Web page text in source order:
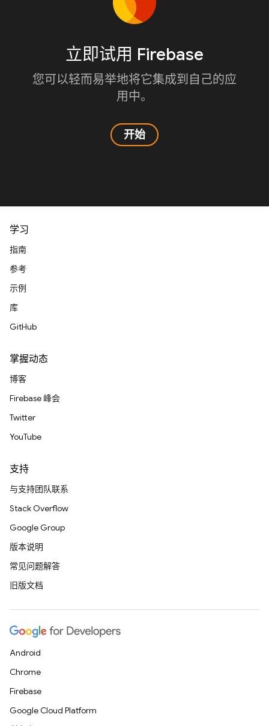
立即试用 Firebase
您可以轻而易举地将它集成到自己的应
用中。
开始
学习
指南
参考
示例
库
GitHub
掌握动态
博客
Firebase 峰会
Twitter
YouTube
支持
与支持团队联系
Stack Overflow
Google Group
版本说明
常见问题解答
旧版文档
Android
Chrome
Firebase
Google Cloud Platform